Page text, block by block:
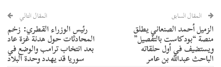
المقال السابق
الزميل أحمد الصنعاني يطلق
منصة “بودكاست بالتفصيل”
ويستضيف في أول حلقاته
الباحث عبدالله بن عامر
المقال التالي
رئيس الوزراء القطري: زخم
المحادثات حول هدنة غزة عاد
بعد انتخاب ترامب والوضع في
سوريا قد يهدد وحدة البلاد